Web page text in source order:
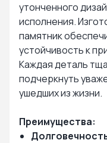
утонченного
исполнения.
памятник
устойчивость к
Каждая деталь
подчеркнуть
ушедших из жизни.
Преимущества: